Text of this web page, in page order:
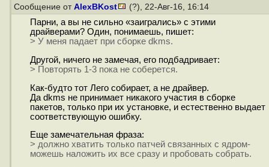
Сообщение от AlexBKost (?), 22-Авг-16, 16:14
Парни, а вы не сильно «заигрались» с этими
драйверами? Один, понимаешь, пишет:
> У меня падает при сборке dkms.
Другой, ничего не замечая, его подбадривает:
> Повторять 1-3 пока не соберется.
Как-будто тот Лего собирает, а не драйвер.
Да dkms не принимает никакого участия в сборке
пакетов, только при их установке, и естественно выдает
соответствующую ошибку.
Еще замечательная фраза:
> должно хватить только патчей связанных с ядром-
можешь наложить их все сразу и пробовать собрать.